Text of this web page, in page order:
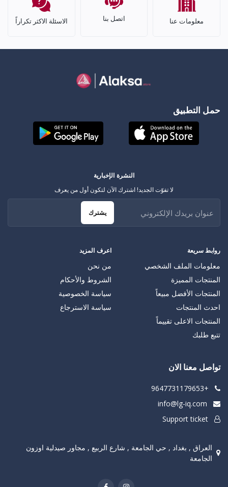
معلومات عنا اتصل بنا الاسئلة الاكثر تكراراً
حمل التطبيق
روابط سريعة
معلومات الملف الشخصي
المنتجات المميزة
المنتجات الأفضل مبيعاً
احدث المنتجات
المنتجات الاعلى تقييماً
تتبع طلبك
اعرف المزيد
من نحن
الشروط والأحكام
سياسة الخصوصية
سياسة الاسترجاع
النشرة الإخبارية
لا تفوّت الجديد! اشترك الآن لتكون أول من يعرف
يشترك
تواصل معنا الان
+9647731179653
العراق , بغداد , حي الجامعة , شارع الربيع , مجاور صيدلية اوزون
الجامعة